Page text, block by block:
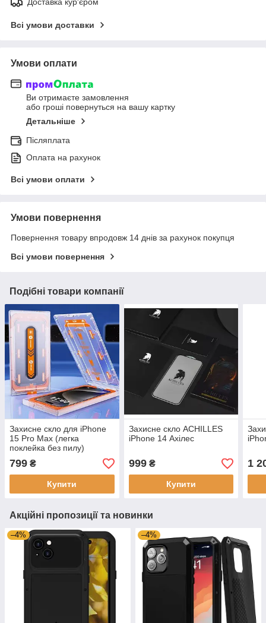
Всі умови доставки
Умови оплати
Ви отримаєте замовлення
або гроші повернуться на вашу картку
Детальніше
Післяплата
Оплата на рахунок
Всі умови оплати
Умови повернення
Повернення товару впродовж 14 днів за рахунок покупця
Всі умови повернення
Подібні товари компанії
Захисне скло для iPhone
15 Pro Max (легка
поклейка без пилу)
799 ₴
Купити
Захисне скло ACHILLES
iPhone 14 Ахілес
999₴
Купити
1
Акційні пропозиції та новинки
–4% –4%